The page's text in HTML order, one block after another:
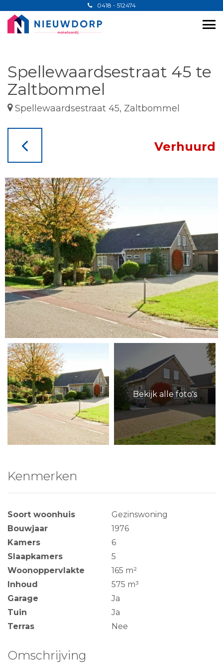
0418 - 512474
Spellewaardsestraat 45 te
Zaltbommel
Spellewaardsestraat 45, Zaltbommel
Verhuurd
Bekijk alle foto's
Kenmerken
Soort woonhuis
Gezinswoning
Bouwjaar
1976
Kamers
6
Slaapkamers
5
Woonoppervlakte
165 m²
Inhoud
575 m³
Garage
Ja
Tuin
Ja
Terras
Nee
Omschrijving